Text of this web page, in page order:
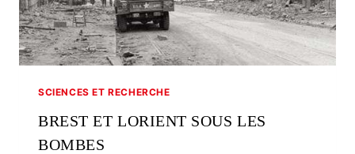
SCIENCES ET RECHERCHE
BREST ET LORIENT SOUS LES
BOMBES